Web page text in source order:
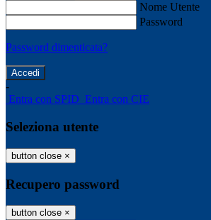
Nome Utente
Password
Password dimenticata?
-
Entra con SPID Entra con CIE
Seleziona utente
button close ×
Recupero password
button close ×